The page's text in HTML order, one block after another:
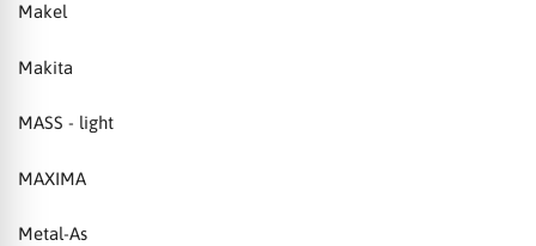
Makel
Makita
MASS - light
MAXIMA
Metal-As